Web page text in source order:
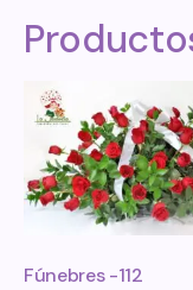
Fúnebres -112